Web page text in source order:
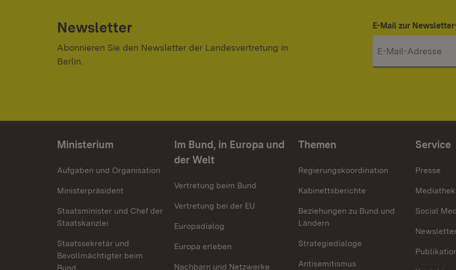
Newsletter
Abonnieren Sie den Newsletter der Landesvertretung in
Berlin.
E-Mail zur
Ministerium
Aufgaben und Organisation
Ministerpräsident
Staatsminister und Chef der
Staatskanzlei
Staatssekretär und
Bevollmächtigter beim
Bund
Im Bund, in Europa und
der Welt
Vertretung beim Bund
Vertretung bei der EU
Europadialog
Europa erleben
Nachbarn und Netzwerke
Themen
Regierungskoordination
Kabinettsberichte
Beziehungen zu Bund und
Ländern
Strategiedialoge
Antisemitismus
Service
Presse
Mediathek
Social